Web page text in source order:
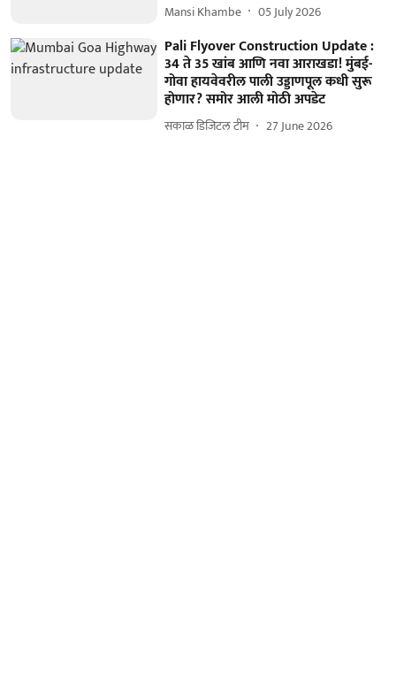
Mansi Khambe 05 July 2026
Pali Flyover Construction Update :
34 ते 35 खांब आणि नवा आराखडा! मुंबई-
गोवा हायवेवरील पाली उड्डाणपूल कधी सुरू
होणार? समोर आली मोठी अपडेट
सकाळ डिजिटल टीम 27 June 2026